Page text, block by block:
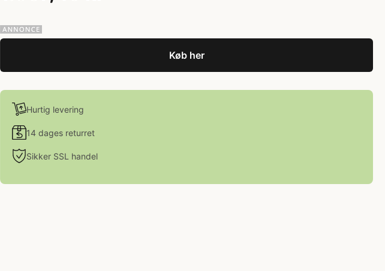
Køb her
Hurtig levering
14 dages returret
Sikker SSL handel